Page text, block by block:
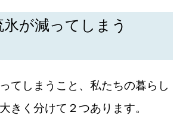
が減ってしまう
てしまうこと、私たちの暮らし
きく分けて２つあります。